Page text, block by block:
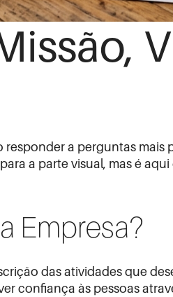
a perguntas
a parte visual, mas é
Empresa?
das atividades que
confiança às pessoas